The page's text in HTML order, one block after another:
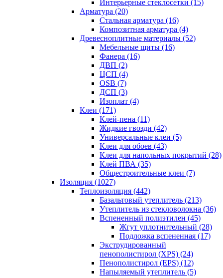
Интерьерные стеклосетки (15)
Арматура (20)
Стальная арматура (16)
Композитная арматура (4)
Древесноплитные материалы (52)
Мебельные щиты (16)
Фанера (16)
ДВП (2)
ЦСП (4)
OSB (7)
ДСП (3)
Изоплат (4)
Клеи (171)
Клей-пена (11)
Жидкие гвозди (42)
Универсальные клеи (5)
Клеи для обоев (43)
Клеи для напольных покрытий (28)
Клей ПВА (35)
Общестроительные клеи (7)
Изоляция (1027)
Теплоизоляция (442)
Базальтовый утеплитель (213)
Утеплитель из стекловолокна (36)
Вспененный полиэтилен (45)
Жгут уплотнительный (28)
Подложка вспененная (17)
Экструдированный
пенополистирол (XPS) (24)
Пенополистирол (EPS) (12)
Напыляемый утеплитель (5)